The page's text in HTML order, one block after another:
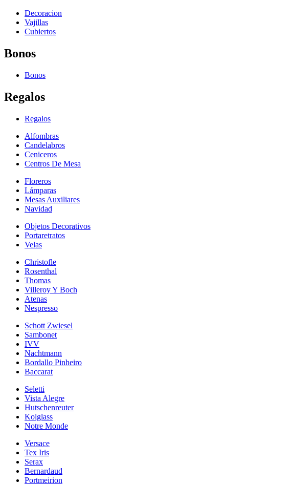
Decoracion
Vajillas
Cubiertos
Bonos
Bonos
Regalos
Regalos
Alfombras
Candelabros
Ceniceros
Centros De Mesa
Floreros
Lámparas
Mesas Auxiliares
Navidad
Objetos Decorativos
Portaretratos
Velas
Christofle
Rosenthal
Thomas
Villeroy Y Boch
Atenas
Nespresso
Schott Zwiesel
Sambonet
IVV
Nachtmann
Bordallo Pinheiro
Baccarat
Seletti
Vista Alegre
Hutschenreuter
Kolglass
Notre Monde
Versace
Tex Iris
Serax
Bernardaud
Portmeirion